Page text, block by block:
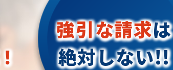
強引な請求は
絶対しない!!